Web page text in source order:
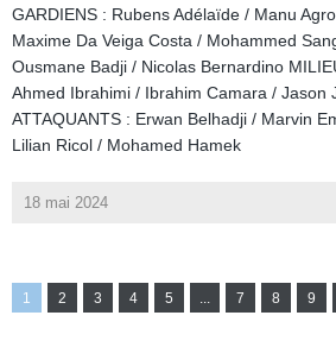
GARDIENS : Rubens Adélaïde / Manu
Maxime Da Veiga Costa / Mohammed
Ousmane Badji / Nicolas Bernardino
Ahmed Ibrahimi / Ibrahim Camara / Jason
ATTAQUANTS : Erwan Belhadji / Marvin
Lilian Ricol / Mohamed Hamek
18 mai 2024
1 2 3 4 5 ... 7 8 9